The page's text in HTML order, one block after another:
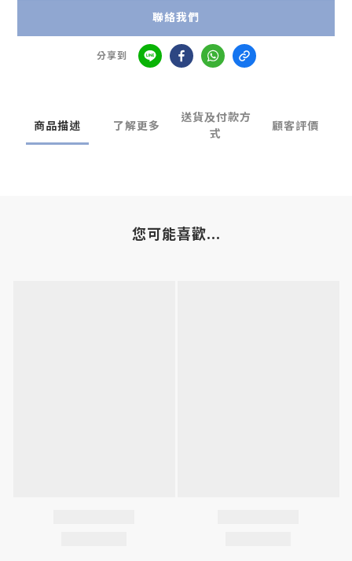
聯絡我們
分享到
商品描述 了解更多
送貨及付款方
式
顧客評價
您可能喜歡...